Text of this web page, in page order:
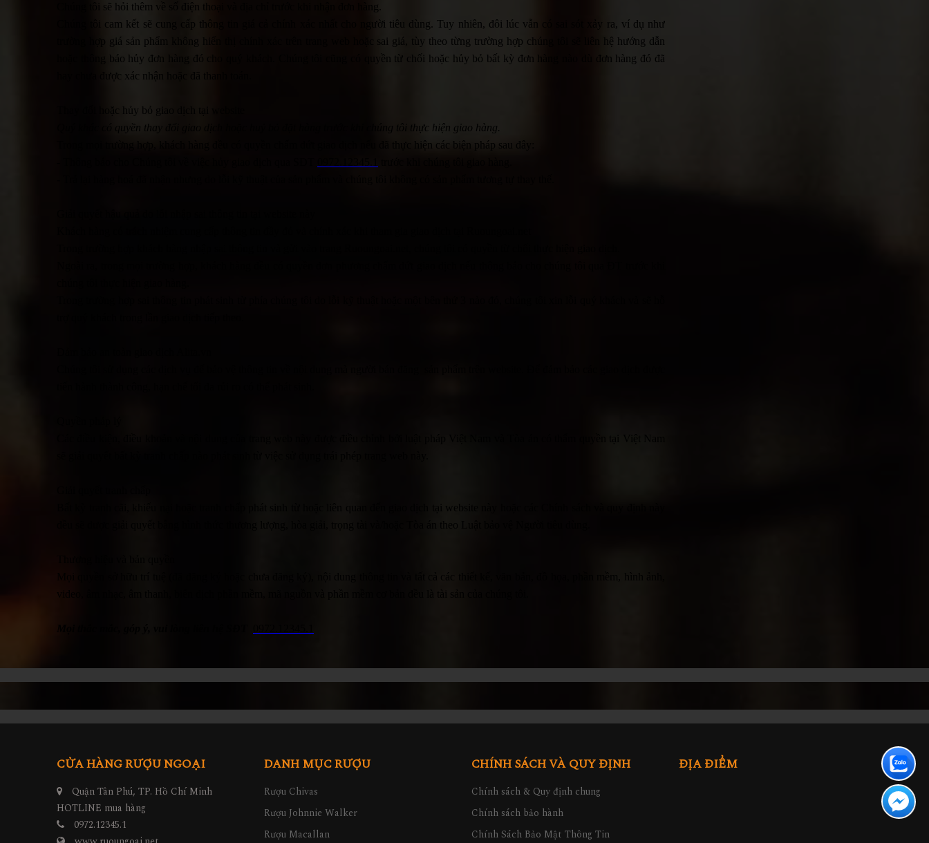
Chúng tôi sẽ hỏi thêm về số điện thoại và địa chỉ trước khi nhận đơn hàng.
Chúng tôi cam kết sẽ cung cấp thông tin giá cả chính xác nhất cho người tiêu dùng. Tuy nhiên, đôi lúc vẫn có sai sót xảy ra, ví dụ như
trường hợp giá sản phẩm không hiển thị chính xác trên trang web hoặc sai giá, tùy theo từng trường hợp chúng tôi sẽ liên hệ hướng dẫn
hoặc thông báo hủy đơn hàng đó cho quý khách. Chúng tôi cũng có quyền từ chối hoặc hủy bỏ bất kỳ đơn hàng nào dù đơn hàng đó đã
hay chưa được xác nhận hoặc đã thanh toán.
Thay đổi hoặc hủy bỏ giao dịch tại website
Quý khác có quyền thay đổi giao dịch hoặc huỷ bỏ đặt hàng trước khi chúng tôi thực hiện giao hàng.
Trong mọi trường hợp, khách hàng đều có quyền chấm dứt giao dịch nếu đã thực hiện các biện pháp sau đây:
video, âm nhạc, âm thanh, biên dịch phần mềm, mã nguồn và phần mềm cơ bản đều là tài sản của chúng tôi.
CỬA HÀNG RƯỢU NGOẠI
Quận Tân Phú, TP. Hồ Chí Minh
HOTLINE mua hàng
0972.12345.1
DANH MỤC RƯỢU
Rượu Chivas
Rượu Johnnie Walker
Rượu Macallan
CHÍNH SÁCH VÀ QUY ĐỊNH
Chính sách & Quy định chung
Chính sách bảo hành
Chính Sách Bảo Mật Thông Tin
ĐỊA ĐIỂM